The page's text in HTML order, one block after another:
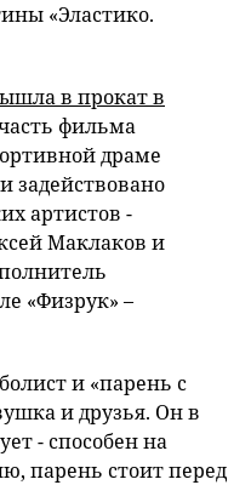
«Эластико.
в прокат в
фильма
драме
задействовано
артистов -
Маклаков и
«Физрук» –
и «парень с
и друзья. Он в
- способен на
парень стоит перед